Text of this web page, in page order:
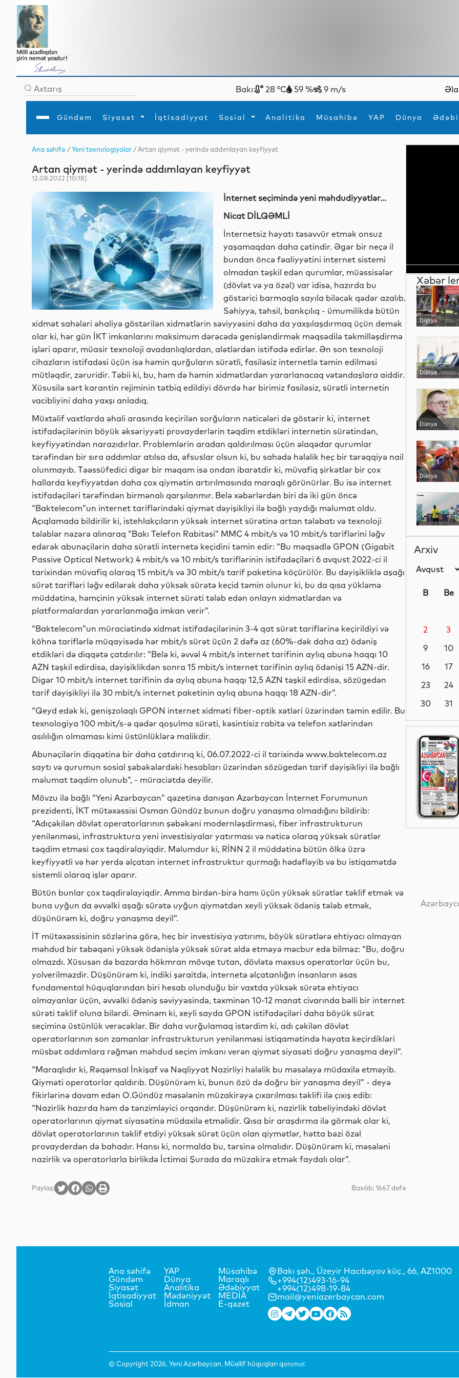
Bakı: 28 °C 59 % 9 m/s
Gündəm Siyasət İqtisadiyyat Sosial Analitika Müsahibə YAP Dünya
Gündəm
İqtisadiyyat
Analitika
Mədəniyyət
Müsahibə
MEDİA
Xarici siyasətTurizm
Hadisə
Diaspor
İdman
Ana səhifə /Yeni texnologiyalar / Artan qiymət - yerində addımlayan keyfiyyət
Artan qiymət - yerində addımlayan keyfiyyət
12.08.2022 [10:18]
İnternet seçimində yeni məhdudiyyətlər...
Nicat DİLQƏMLİ
İnternetsiz həyatı təsəvvür etmək onsuz
yaşamaqdan daha çətindir. Əgər bir neçə il
bundan öncə fəaliyyətini internet sistemi
olmadan təşkil edən qurumlar, müəssisələr
(dövlət və ya özəl) var idisə, hazırda bu
göstərici barmaqla sayıla biləcək qədər azalıb.
Səhiyyə, təhsil, bankçılıq - ümumilikdə bütün
xidmət sahələri əhaliyə göstərilən xidmətlərin səviyyəsini daha da yaxşılaşdırmaq üçün demək
olar ki, hər gün İKT imkanlarını maksimum dərəcədə genişləndirmək məqsədilə təkmilləşdirmə
işləri aparır, müasir texnoloji avadanlıqlardan, alətlərdən istifadə edirlər. Ən son texnoloji
cihazların istifadəsi üçün isə həmin qurğuların sürətli, fasiləsiz internetlə təmin edilməsi
mütləqdir, zəruridir. Təbii ki, bu, həm də həmin xidmətlərdən yararlanacaq vətəndaşlara aiddir.
Xüsusilə sərt karantin rejiminin tətbiq edildiyi dövrdə hər birimiz fasiləsiz, sürətli internetin
vacibliyini daha yaxşı anladıq.
Müxtəlif vaxtlarda əhali arasında keçirilən sorğuların nəticələri də göstərir ki, internet
istifadəçilərinin böyük əksəriyyəti provayderlərin təqdim etdikləri internetin sürətindən,
keyfiyyətindən narazıdırlar. Problemlərin aradan qaldırılması üçün əlaqədar qurumlar
tərəfindən bir sıra addımlar atılsa da, əfsuslar olsun ki, bu sahədə hələlik heç bir tərəqqiyə nail
olunmayıb. Təəssüfedici digər bir məqam isə ondan ibarətdir ki, müvafiq şirkətlər bir çox
hallarda keyfiyyətdən daha çox qiymətin artırılmasında maraqlı görünürlər. Bu isə internet
istifadəçiləri tərəfindən birmənalı qarşılanmır. Belə xəbərlərdən biri də iki gün öncə
“Baktelecom”un internet tariflərindəki qiymət dəyişikliyi ilə bağlı yaydığı məlumat oldu.
Açıqlamada bildirilir ki, istehlakçıların yüksək internet sürətinə artan tələbatı və texnoloji
tələblər nəzərə alınaraq “Bakı Telefon Rabitəsi” MMC 4 mbit/s və 10 mbit/s tariflərini ləğv
edərək abunəçilərin daha sürətli internetə keçidini təmin edir: “Bu məqsədlə GPON (Gigabit
Passive Optical Network) 4 mbit/s və 10 mbit/s tariflərinin istifadəçiləri 6 avqust 2022-ci il
tarixindən müvafiq olaraq 15 mbit/s və 30 mbit/s tarif paketinə köçürülür. Bu dəyişikliklə aşağı
sürət tarifləri ləğv edilərək daha yüksək sürətə keçid təmin olunur ki, bu da qısa yükləmə
müddətinə, həmçinin yüksək internet sürəti tələb edən onlayn xidmətlərdən və
platformalardan yararlanmağa imkan verir”.
“Baktelecom”un müraciətində xidmət istifadəçilərinin 3-4 qat sürət tariflərinə keçirildiyi və
köhnə tariflərlə müqayisədə hər mbit/s sürət üçün 2 dəfə az (60%-dək daha az) ödəniş
etdikləri də diqqətə çatdırılır: “Belə ki, əvvəl 4 mbit/s internet tarifinin aylıq abunə haqqı 10
AZN təşkil edirdisə, dəyişiklikdən sonra 15 mbit/s internet tarifinin aylıq ödənişi 15 AZN-dir.
Digər 10 mbit/s internet tarifinin də aylıq abunə haqqı 12,5 AZN təşkil edirdisə, sözügedən
tarif dəyişikliyi ilə 30 mbit/s internet paketinin aylıq abunə haqqı 18 AZN-dir”.
“Qeyd edək ki, genişzolaqlı GPON internet xidməti fiber-optik xətləri üzərindən təmin edilir. Bu
texnologiya 100 mbit/s-ə qədər qoşulma sürəti, kəsintisiz rabitə və telefon xətlərindən
asılılığın olmaması kimi üstünlüklərə malikdir.
Abunəçilərin diqqətinə bir daha çatdırırıq ki, 06.07.2022-ci il tarixində www.baktelecom.az
saytı və qurumun sosial şəbəkələrdəki hesabları üzərindən sözügedən tarif dəyişikliyi ilə bağlı
məlumat təqdim olunub”, - müraciətdə deyilir.
Mövzu ilə bağlı “Yeni Azərbaycan” qəzetinə danışan Azərbaycan İnternet Forumunun
prezidenti, İKT mütəxəssisi Osman Gündüz bunun doğru yanaşma olmadığını bildirib:
“Adıçəkilən dövlət operatorlarının şəbəkəni modernləşdirməsi, fiber infrastrukturun
yenilənməsi, infrastruktura yeni investisiyalar yatırması və nəticə olaraq yüksək sürətlər
təqdim etməsi çox təqdirəlayiqdir. Məlumdur ki, RİNN 2 il müddətinə bütün ölkə üzrə
keyfiyyətli və hər yerdə əlçatan internet infrastruktur qurmağı hədəfləyib və bu istiqamətdə
sistemli olaraq işlər aparır.
Bütün bunlar çox təqdirəlayiqdir. Amma birdən-birə hamı üçün yüksək sürətlər təklif etmək və
buna uyğun da əvvəlki aşağı sürətə uyğun qiymətdən xeyli yüksək ödəniş tələb etmək,
düşünürəm ki, doğru yanaşma deyil”.
İT mütəxəssisinin sözlərinə görə, heç bir investisiya yatırımı, böyük sürətlərə ehtiyacı olmayan
məhdud bir təbəqəni yüksək ödənişlə yüksək sürət əldə etməyə məcbur edə bilməz: “Bu, doğru
olmazdı. Xüsusən də bazarda hökmran mövqe tutan, dövlətə məxsus operatorlar üçün bu,
yolverilməzdir. Düşünürəm ki, indiki şəraitdə, internetə əlçatanlığın insanların əsas
fundamental hüquqlarından biri hesab olunduğu bir vaxtda yüksək sürətə ehtiyacı
olmayanlar üçün, əvvəlki ödəniş səviyyəsində, təxminən 10-12 manat civarında bəlli bir internet
sürəti təklif oluna bilərdi. Əminəm ki, xeyli sayda GPON istifadəçiləri daha böyük sürət
seçiminə üstünlük verəcəklər. Bir daha vurğulamaq istərdim ki, adı çəkilən dövlət
operatorlarının son zamanlar infrastrukturun yenilənməsi istiqamətində həyata keçirdikləri
müsbət addımlara rəğmən məhdud seçim imkanı verən qiymət siyasəti doğru yanaşma deyil”.
“Maraqlıdır ki, Rəqəmsal İnkişaf və Nəqliyyat Nazirliyi hələlik bu məsələyə müdaxilə etməyib.
Qiyməti operatorlar qaldırıb. Düşünürəm ki, bunun özü də doğru bir yanaşma deyil” - deyə
fikirlərinə davam edən O.Gündüz məsələnin müzakirəyə çıxarılması təklifi ilə çıxış edib:
“Nazirlik hazırda həm də tənzimləyici orqandır. Düşünürəm ki, nazirlik tabeliyindəki dövlət
operatorlarının qiymət siyasətinə müdaxilə etməlidir. Qısa bir araşdırma ilə görmək olar ki,
dövlət operatorlarının təklif etdiyi yüksək sürət üçün olan qiymətlər, hətta bəzi özəl
provayderdən də bahadır. Hansı ki, normalda bu, tərsinə olmalıdır. Düşünürəm ki, məsələni
nazirlik və operatorlarla birlikdə İctimai Şurada da müzakirə etmək faydalı olar”.
Paylaş: Baxılıb: 1667 dəfə
Xəbər
Dünya
Dünya
Dünya
Dünya
İdman
İqtisadiyyat
İqtisadiyyat
Siyasət
İdman
Arxiv
B Be
2
3
9
10
16
17
23
24
30
31
Ana səhifə
Gündəm
Siyasət
İqtisadiyyat
Sosial
YAP
Dünya
Analitika
Mədəniyyət
İdman
Müsahibə
Maraqlı
Ədəbiyyat
MEDİA
E-qəzet
Bakı şəh., Üzeyir Hacıbəyov küç., 66, AZ1000
+994(12)493-16-94
+994(12)498-19-84
mail@yeniazerbaycan.com
© Copyright 2026. Yeni Azərbaycan. Müəllif hüquqları qorunur.